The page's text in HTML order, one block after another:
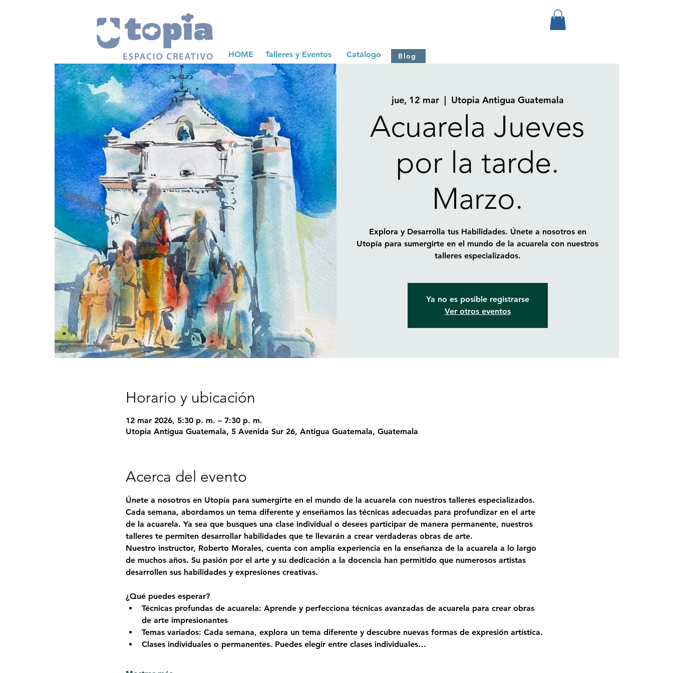
HOME Talleres y Eventos Catálogo Blog
jue, 12 mar
  |
Utopia Antigua Guatemala
Acuarela Jueves
por la tarde.
Marzo.
Explora y Desarrolla tus Habilidades. Únete a nosotros en
Utopía para sumergirte en el mundo de la acuarela con nuestros
talleres especializados.
Ya no es posible registrarse
Ver otros eventos
Horario y ubicación
12 mar 2026, 5:30 p. m. – 7:30 p. m.
Utopia Antigua Guatemala, 5 Avenida Sur 26, Antigua Guatemala, Guatemala
Acerca del evento
Únete a nosotros en Utopía para sumergirte en el mundo de la acuarela con nuestros talleres especializados.
Cada semana, abordamos un tema diferente y enseñamos las técnicas adecuadas para profundizar en el arte
de la acuarela. Ya sea que busques una clase individual o desees participar de manera permanente, nuestros
talleres te permiten desarrollar habilidades que te llevarán a crear verdaderas obras de arte.
Nuestro instructor, Roberto Morales, cuenta con amplia experiencia en la enseñanza de la acuarela a lo largo
de muchos años. Su pasión por el arte y su dedicación a la docencia han permitido que numerosos artistas
desarrollen sus habilidades y expresiones creativas.
¿Qué puedes esperar?
Técnicas profundas de acuarela: Aprende y perfecciona técnicas avanzadas de acuarela para crear obras
de arte impresionantes
Temas variados: Cada semana, explora un tema diferente y descubre nuevas formas de expresión artística.
Clases individuales o permanentes. Puedes elegir entre clases individuales…